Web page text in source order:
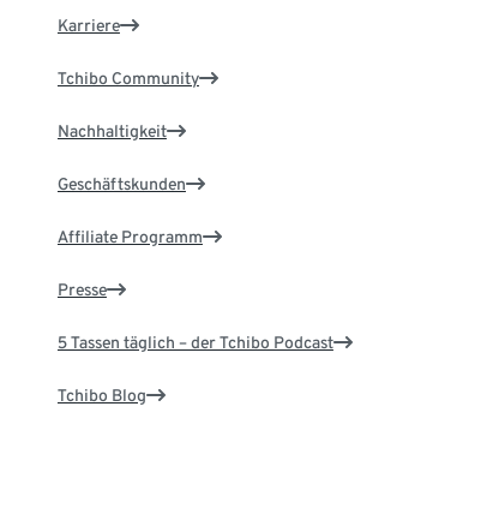
Karriere
Tchibo Community
Nachhaltigkeit
Geschäftskunden
Affiliate Programm
Presse
5 Tassen täglich – der Tchibo Podcast
Tchibo Blog